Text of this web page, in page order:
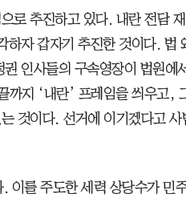
로 추진하고 있다. 내란 전담
하자 갑자기 추진한 것이다. 법
인사들의 구속영장이 법원에
까지 ‘내란’ 프레임을 씌우고,
것이다. 선거에 이기겠다고 사
이를 주도한 세력 상당수가 민